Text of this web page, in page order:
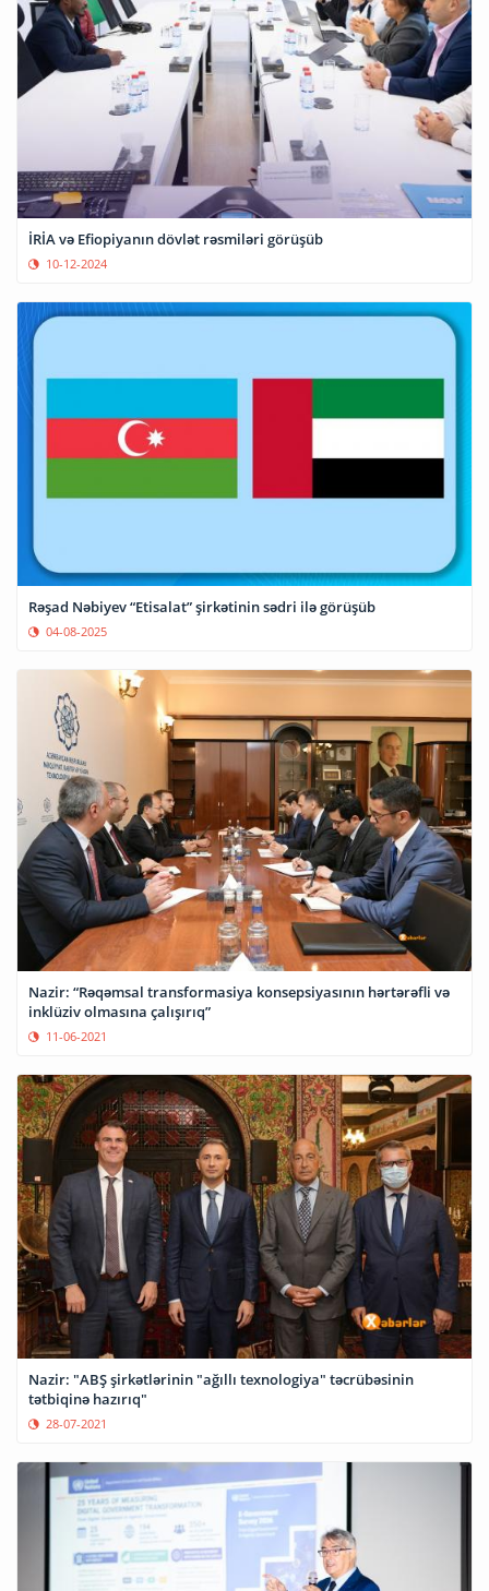
İRİA və Efiopiyanın dövlət rəsmiləri görüşüb
10-12-2024
Rəşad Nəbiyev “Etisalat” şirkətinin sədri ilə görüşüb
04-08-2025
Nazir: “Rəqəmsal transformasiya konsepsiyasının hərtərəfli və
inklüziv olmasına çalışırıq”
11-06-2021
Nazir: "ABŞ şirkətlərinin "ağıllı texnologiya" təcrübəsinin
tətbiqinə hazırıq"
28-07-2021